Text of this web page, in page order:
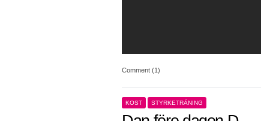
Comment (1)
KOST STYRKETRÄNING